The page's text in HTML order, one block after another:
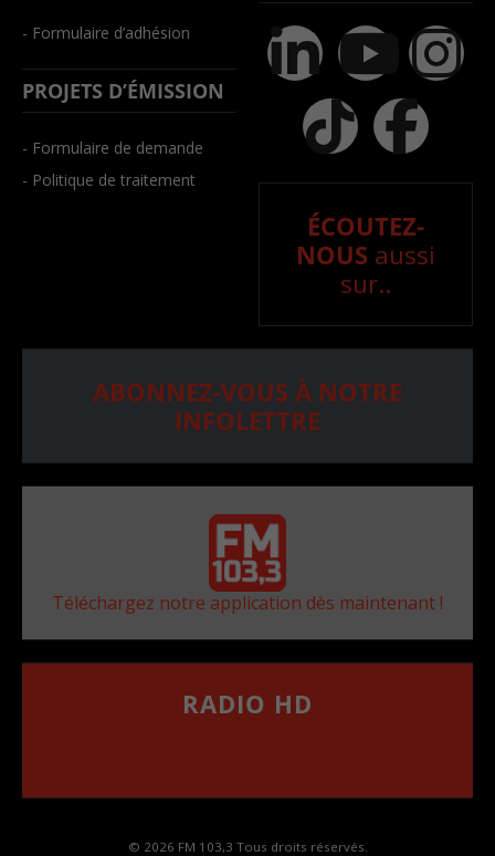
- Formulaire d’adhésion
PROJETS D’ÉMISSION
- Formulaire de demande
- Politique de traitement
ÉCOUTEZ-
NOUS aussi
sur..
ABONNEZ-VOUS À NOTRE
INFOLETTRE
Téléchargez notre application dès maintenant !
RADIO HD
© 2026 FM 103,3 Tous droits réservés.